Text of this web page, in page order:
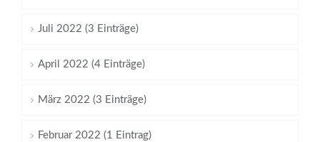
Juli 2022 (3 Einträge)
April 2022 (4 Einträge)
März 2022 (3 Einträge)
Februar 2022 (1 Eintrag)